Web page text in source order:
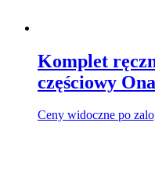
Komplet
częściowy
Ceny widoczne po